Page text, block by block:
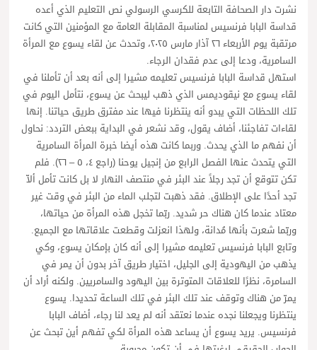
نشرت دار الصحافة التابعة للكرسي الرسولي نص التعليم الذي أعده
قداسة البابا فرنسيس لمناسبة المقابلة العامة مع المؤمنين التي كانت
مرتقبة يوم الأربعاء ٢٦ آذار مارس ٢٠٢٥، وتحدث عن لقاء يسوع مع المرأة
السامرية، ودعا إلى عدم فقدان الرجاء.
استهل قداسة البابا فرنسيس تعليمه مشيرا إلى أنه بعد أن تأملنا في
لقاء يسوع مع نيقوديمس الذي ذهب ليبحث عن يسوع، نتأمل اليوم في
تلك اللحظات التي يبدو أنه ينتظرنا فيها عند مفترق طريق حياتنا. إنها
لقاءات تفاجئنا، أضاف يقول، وقد نشعر في البداية ببعض التردد: نحاول
أن نفهم ما الذي يحدث. وربما كانت هذه أيضا خبرة المرأة السامرية
التي يتحدث عنها الفصل الرابع من إنجيل يوحنا (راجع ٤، ٥ – ٢٦). فلم
تكن تتوقع أن تجد رجلاً عند البئر في منتصف النهار لا بل كانت تأمل ألاّ
تجد أحدًا على الإطلاق. فقد ذهبت لتجلب الماء من البئر في وقت غير
معتاد عندما كان هناك حر شديد. ربّما تخجل هذه المرأة من حياتها،
وربّما شعرت بأنها مُدانة، ولهذا انعزلت وقطعت علاقاتها مع الجميع.
وتابع البابا فرنسيس تعليمه مشيرا إلى أنه كان بإمكان يسوع، وكي
يذهب من اليهودية إلى الجليل، اختيار طريق آخر بدون أن يمر في
السامرة، نظرًا للعلاقات المتوترة بين اليهود والسامريين. ولكنه أراد أن
يمرّ من هناك وتوقف عند تلك البئر في تلك الساعة تحديدا. يسوع
ينتظرنا ويجعلنا نجده عندما نعتقد أنه لم يعد لنا رجاء، أضاف البابا
فرنسيس. يريد يسوع أن يساعد هذه المرأة لكي تفهم أين تبحث عن